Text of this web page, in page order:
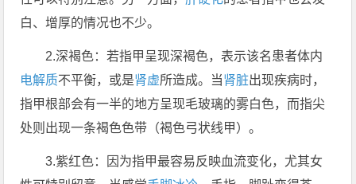
白、增厚的情况也不少。
2.深褐色：若指甲呈现深褐色，表示该名患者体内
电解质不平衡，或是肾虚所造成。当肾脏出现疾病时，
指甲根部会有一半的地方呈现毛玻璃的雾白色，而指尖
处则出现一条褐色色带（褐色弓状线甲）。
3.紫红色：因为指甲最容易反映血流变化，尤其女